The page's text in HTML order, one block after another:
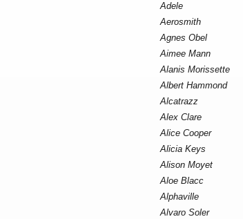
Adele
Aerosmith
Agnes Obel
Aimee Mann
Alanis Morissette
Albert Hammond
Alcatrazz
Alex Clare
Alice Cooper
Alicia Keys
Alison Moyet
Aloe Blacc
Alphaville
Alvaro Soler